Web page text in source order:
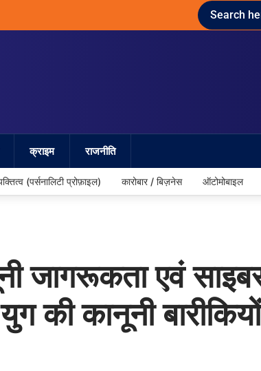
क्राइम राजनीति
(पर्सनालिटी प्रोफ़ाइल) कारोबार / बिज़नेस ऑटोमोबाइल
एवं साइबर
की कानूनी